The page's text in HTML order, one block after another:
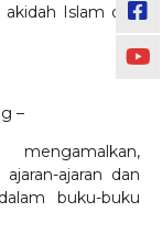
akidah Islam dan
–
ajaran dan
buku-buku